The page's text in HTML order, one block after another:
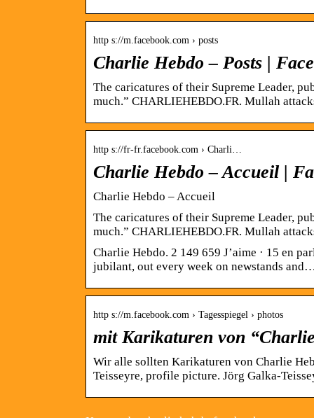
http s://m.facebook.com › posts
Charlie Hebdo – Posts |
The caricatures of their Supreme Leader,
much.” CHARLIEHEBDO.FR. Mullah
http s://fr-fr.facebook.com › Charli…
Charlie Hebdo – Accueil |
Charlie Hebdo – Accueil
The caricatures of their Supreme Leader,
much.” CHARLIEHEBDO.FR. Mullah
Charlie Hebdo. 2 149 659 J’aime · 15 en
jubilant, out every week on newstands
http s://m.facebook.com › Tagesspiegel › photos
mit Karikaturen von
Wir alle sollten Karikaturen von Charlie
Teisseyre, profile picture. Jörg Galka-